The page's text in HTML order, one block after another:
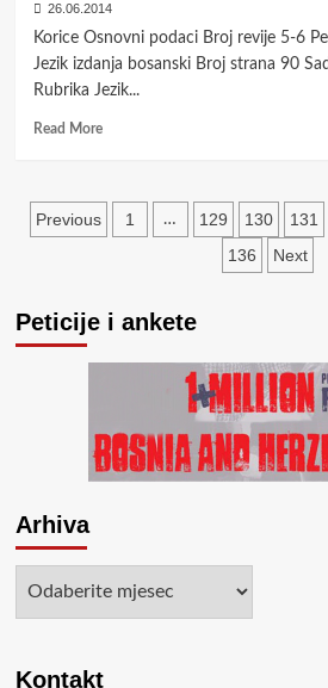
99
broj:
5-
26.06.2014
Korice Osnovni podaci Broj revije 5-6
Jezik izdanja bosanski Broj strana 90
Rubrika Jezik...
Read MoreRead
Revije
slobodne
5-
Posts
Previous 1 … 129 130 131
136
Next
Peticije i ankete
Arhiva
Kontakt